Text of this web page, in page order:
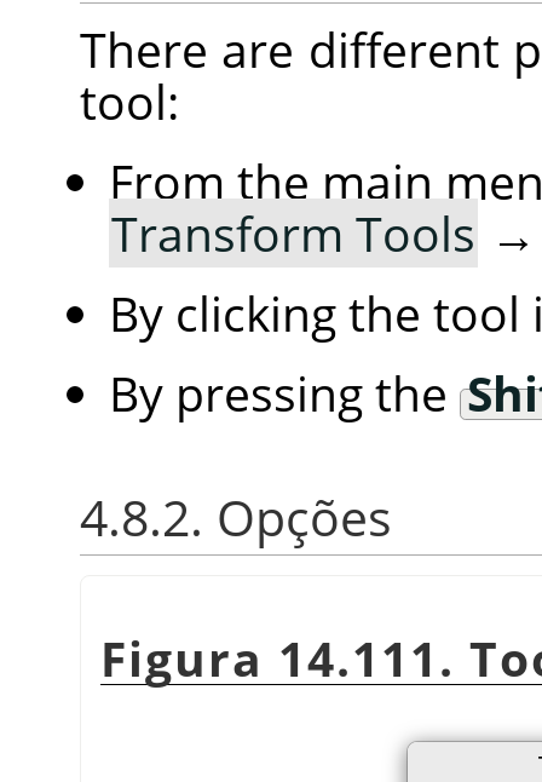
There are different
tool:
From the main
Transform Tools
By clicking the
By pressing the
4.8.2. Opções
Figura 14.111.